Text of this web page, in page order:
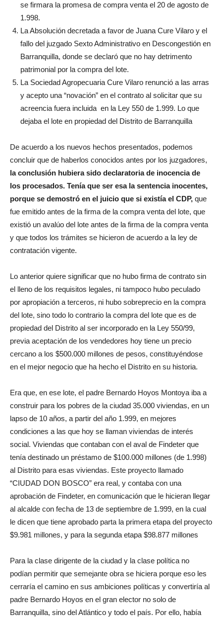
se firmara la promesa de compra venta el 20 de agosto de
1.998.
La Absolución decretada a favor de Juana Cure Vilaro y el
fallo del juzgado Sexto Administrativo en Descongestión en
Barranquilla, donde se declaró que no hay detrimento
patrimonial por la compra del lote.
La Sociedad Agropecuaria Cure Vilaro renunció a las arras
y acepto una “novación” en el contrato al solicitar que su
acreencia fuera incluida en la Ley 550 de 1.999. Lo que
dejaba el lote en propiedad del Distrito de Barranquilla
De acuerdo a los nuevos hechos presentados, podemos
concluir que de haberlos conocidos antes por los juzgadores,
la conclusión hubiera sido declaratoria de inocencia de
los procesados. Tenía que ser esa la sentencia inocentes,
porque se demostró en el juicio que si existía el CDP, que
fue emitido antes de la firma de la compra venta del lote, que
existió un avalúo del lote antes de la firma de la compra venta
y que todos los trámites se hicieron de acuerdo a la ley de
contratación vigente.
Lo anterior quiere significar que no hubo firma de contrato sin
el lleno de los requisitos legales, ni tampoco hubo peculado
por apropiación a terceros, ni hubo sobreprecio en la compra
del lote, sino todo lo contrario la compra del lote que es de
propiedad del Distrito al ser incorporado en la Ley 550/99,
previa aceptación de los vendedores hoy tiene un precio
cercano a los $500.000 millones de pesos, constituyéndose
en el mejor negocio que ha hecho el Distrito en su historia.
Era que, en ese lote, el padre Bernardo Hoyos Montoya iba a
construir para los pobres de la ciudad 35.000 viviendas, en un
lapso de 10 años, a partir del año 1.999, en mejores
condiciones a las que hoy se llaman viviendas de interés
social. Viviendas que contaban con el aval de Findeter que
tenía destinado un préstamo de $100.000 millones (de 1.998)
al Distrito para esas viviendas. Este proyecto llamado
“CIUDAD DON BOSCO” era real, y contaba con una
aprobación de Findeter, en comunicación que le hicieran llegar
al alcalde con fecha de 13 de septiembre de 1.999, en la cual
le dicen que tiene aprobado parta la primera etapa del proyecto
$9.981 millones, y para la segunda etapa $98.877 millones
Para la clase dirigente de la ciudad y la clase política no
podían permitir que semejante obra se hiciera porque eso les
cerraría el camino en sus ambiciones políticas y convertiría al
padre Bernardo Hoyos en el gran elector no solo de
Barranquilla, sino del Atlántico y todo el país. Por ello, había